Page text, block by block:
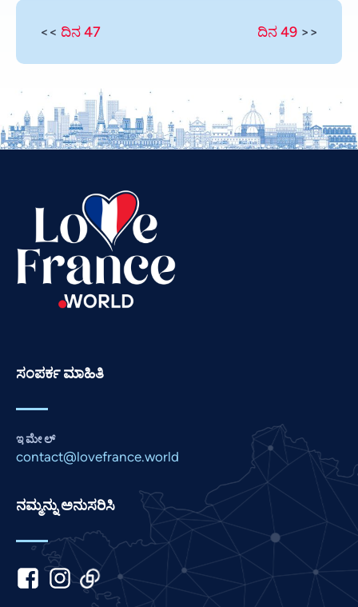
<< ದಿನ 47 ದಿನ 49 >>
ಸಂಪರ್ಕ ಮಾಹಿತಿ
ಇಮೇಲ್
contact@lovefrance.world
ನಮ್ಮನ್ನು ಅನುಸರಿಸಿ
Italian
Japanese
Khmer
Malay
Marathi
Nepali
Thai
Urdu